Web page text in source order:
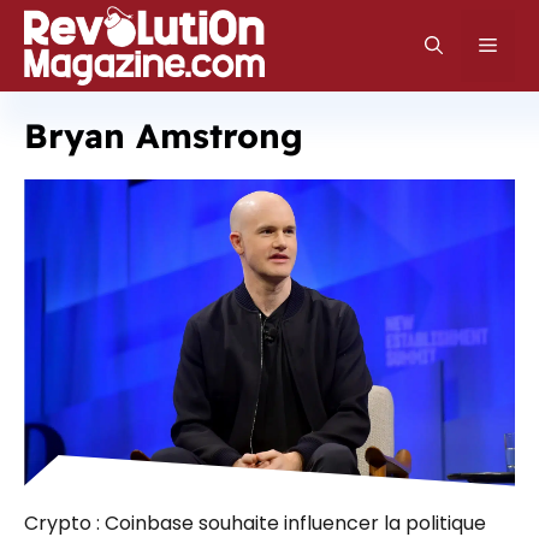
Aller
au
contenu
Bryan Amstrong
Crypto : Coinbase souhaite influencer la politique